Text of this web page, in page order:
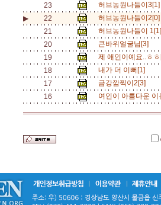
23
허브농원나들이
▶
22
허브농원나들이2[0]
21
허브농원나들이
20
큰바위얼굴님[3]
19
제 애인이예요..ㅎ
18
내가 더 이뻐[1]
17
금강깜찍이2[3]
16
여인이 아름다운